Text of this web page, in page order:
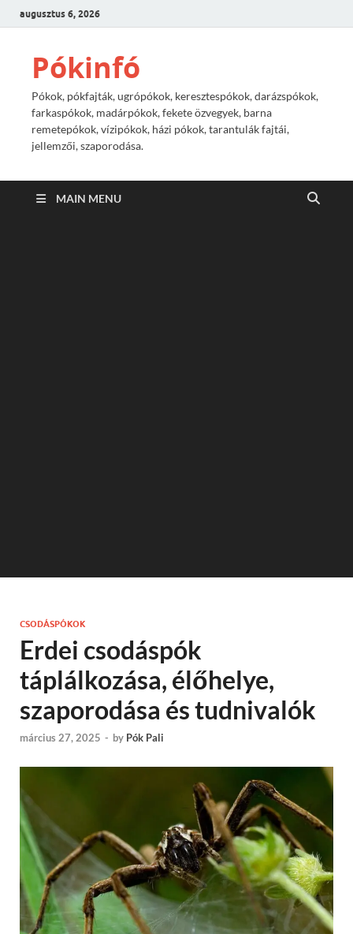
augusztus 6, 2026
Pókinfó
Pókok, pókfajták, ugrópókok, keresztespókok, darázspókok,
farkaspókok, madárpókok, fekete özvegyek, barna
remetepókok, vízipókok, házi pókok, tarantulák fajtái,
jellemzői, szaporodása.
MAIN MENU
CSODÁSPÓKOK
Erdei csodáspók
táplálkozása, élőhelye,
szaporodása és tudnivalók
március 27, 2025 - by Pók Pali